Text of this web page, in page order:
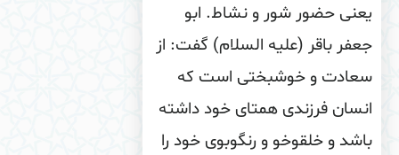
حضور شور و نشاط. ابو
باقر (علیه السلام) گفت: از
و خوشبختى است كه
فرزندى همتاى خود داشته
و خلق‏وخو و رنگ‏وبوى خود را